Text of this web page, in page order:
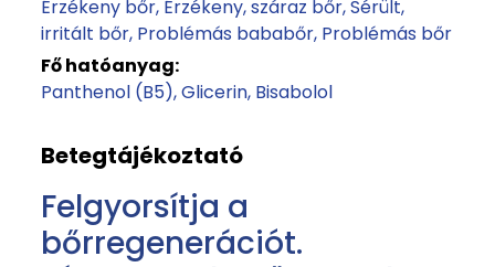
Érzékeny bőr Érzékeny, száraz bőr Sérült,
irritált bőr Problémás bababőr Problémás bőr
Fő hatóanyag:
Panthenol (B5) Glicerin Bisabolol
Betegtájékoztató
Felgyorsítja a
bőrregenerációt.